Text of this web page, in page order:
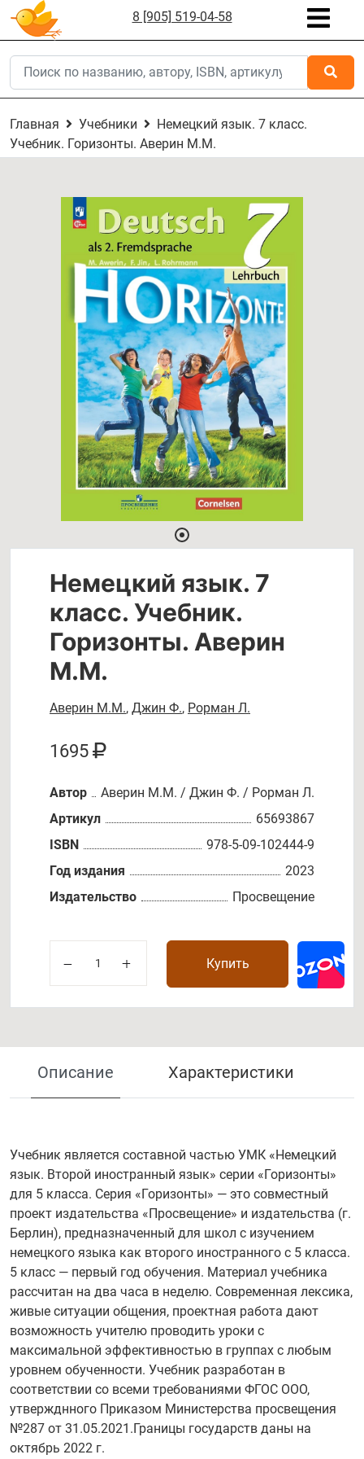
8 [905] 519-04-58
Главная Учебники
Немецкий язык. 7 класс.
Учебник. Горизонты. Аверин М.М.
Немецкий язык. 7
класс. Учебник.
Горизонты. Аверин
М.М.
Аверин М.М., Джин Ф., Рорман Л.
1695
Автор
Аверин М.М. / Джин Ф. / Рорман Л.
Артикул
65693867
ISBN
978-5-09-102444-9
Год издания
2023
Издательство
Просвещение
Купить
Описание Характеристики
Учебник является составной частью УМК «Немецкий
язык. Второй иностранный язык» серии «Горизонты»
для 5 класса. Серия «Горизонты» — это совместный
проект издательства «Просвещение» и издательства (г.
Берлин), предназначенный для школ с изучением
немецкого языка как второго иностранного с 5 класса.
5 класс — первый год обучения. Материал учебника
рассчитан на два часа в неделю. Современная лексика,
живые ситуации общения, проектная работа дают
возможность учителю проводить уроки с
максимальной эффективностью в группах с любым
уровнем обученности. Учебник разработан в
соответствии со всеми требованиями ФГОС ООО,
утвержднного Приказом Министерства просвещения
№287 от 31.05.2021.Границы государств даны на
октябрь 2022 г.